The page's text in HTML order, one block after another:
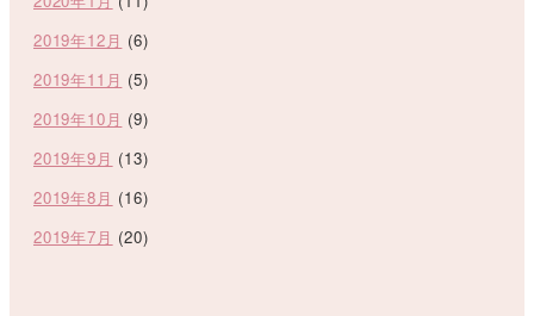
2019年12月 (6)
2019年11月 (5)
2019年10月 (9)
2019年9月 (13)
2019年8月 (16)
2019年7月 (20)